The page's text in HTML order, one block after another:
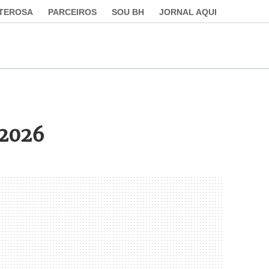
PARCEIROS SOU BH JORNAL AQUI